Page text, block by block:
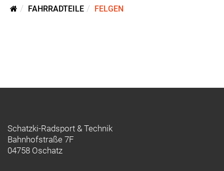
FAHRRADTEILE FELGEN
Schatzki-Radsport & Technik
Bahnhofstraße 7F
04758 Oschatz